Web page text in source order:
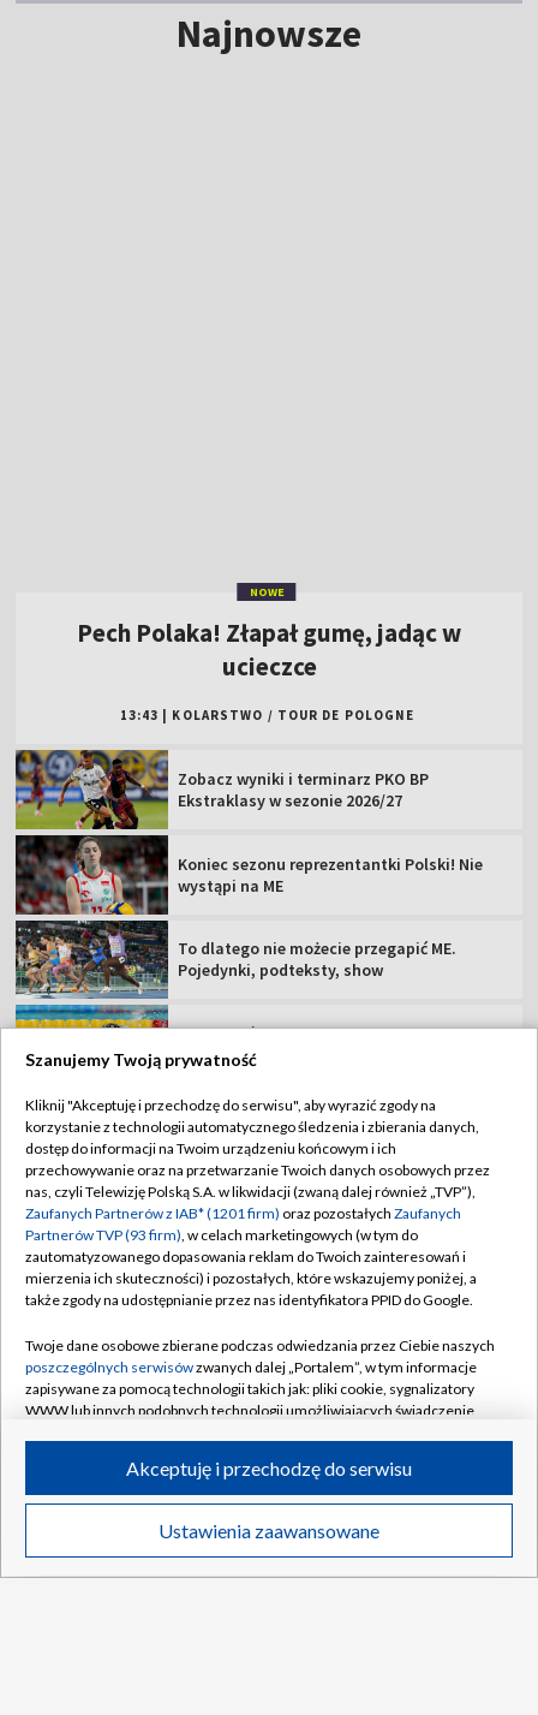
Transmisje Wideo
Najnowsze
Ekstraklasy w sezonie 2026/27
Koniec sezonu reprezentantki Polski! Nie
wystąpi na ME
To dlatego nie możecie przegapić ME.
Polka na ósmym miejscu w sprincie
Jako pierwszy przepłynął Bałtyk. Specjalny
Argentyna się wyłamała. Oficjalne poparcie
TVP
Abonament TVP
Sklep TVP
Biuro Reklamy
Oferta Handlowa
Emisja w TVP
Rada Programowa
Ogłoszenia przetargowe
Akademia Telewizyjna
Centrum informacji TVP
Regulamin TVP
Polityka prywatności
Moje zgody
Biuro reklamy
Kanały
©2026 Telewizja Polska Spółka Akcyjna w likwidacji
Szanujemy Twoją prywatność
Kliknij "Akceptuję i przechodzę do serwisu", aby wyrazić zgody na
korzystanie z technologii automatycznego śledzenia i zbierania danych,
dostęp do informacji na Twoim urządzeniu końcowym i ich
przechowywanie oraz na przetwarzanie Twoich danych osobowych przez
nas, czyli Telewizję Polską S.A. w likwidacji (zwaną dalej również „TVP”),
Zaufanych Partnerów z IAB* (1201 firm) oraz pozostałych Zaufanych
Partnerów TVP (93 firm), w celach marketingowych (w tym do
zautomatyzowanego dopasowania reklam do Twoich zainteresowań i
mierzenia ich skuteczności) i pozostałych, które wskazujemy poniżej, a
także zgody na udostępnianie przez nas identyfikatora PPID do Google.
Twoje dane osobowe zbierane podczas odwiedzania przez Ciebie naszych
poszczególnych serwisówzwanych dalej „Portalem”, w tym informacje
zapisywane za pomocą technologii takich jak: pliki cookie, sygnalizatory
WWW lub innych podobnych technologii umożliwiających świadczenie
ruchu w Internecie.
Twoje dane osobowe zbierane podczas odwiedzania przez Ciebie
poszczególnych serwisówna Portalu, takie jak adresy IP, identyfikatory
Ustawienia zaawansowane
Akceptuję i przechodzę do serwisu